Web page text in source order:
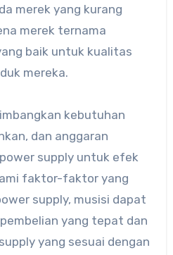
merek yang kurang
merek ternama
baik untuk kualitas
mereka.
kebutuhan
dan anggaran
supply untuk efek
faktor-faktor yang
supply, musisi dapat
yang tepat dan
yang sesuai dengan